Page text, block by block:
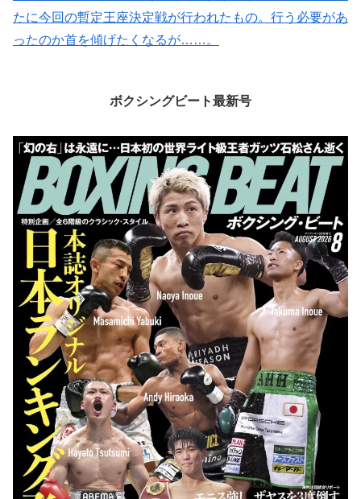
たに今回の暫定王座決定戦が行われたもの。行う必要があ
ったのか首を傾げたくなるが……。
ボクシングビート最新号